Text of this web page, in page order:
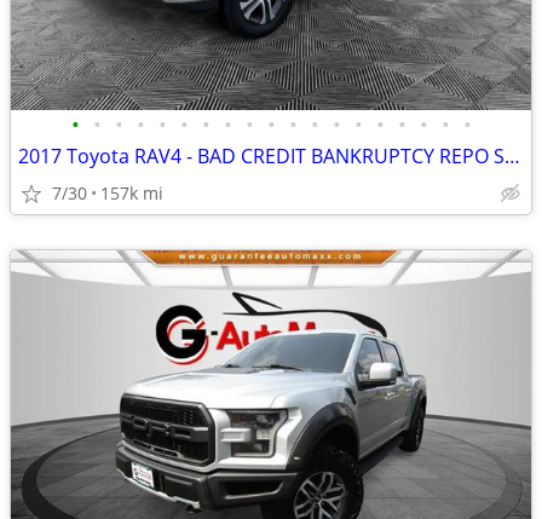
• • • • • • • • • • • • • • • • • • •
2017 Toyota RAV4 - BAD CREDIT BANKRUPTCY REPO SSI RETIRED APPROVED
7/30 157k mi